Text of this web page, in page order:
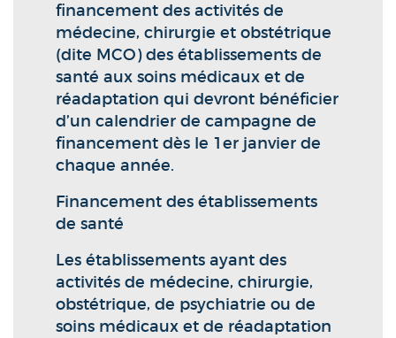
financement des activités de
médecine, chirurgie et obstétrique
(dite MCO) des établissements de
santé aux soins médicaux et de
réadaptation qui devront bénéficier
d’un calendrier de campagne de
financement dès le 1er janvier de
chaque année.
Financement des établissements
de santé
Les établissements ayant des
activités de médecine, chirurgie,
obstétrique, de psychiatrie ou de
soins médicaux et de réadaptation